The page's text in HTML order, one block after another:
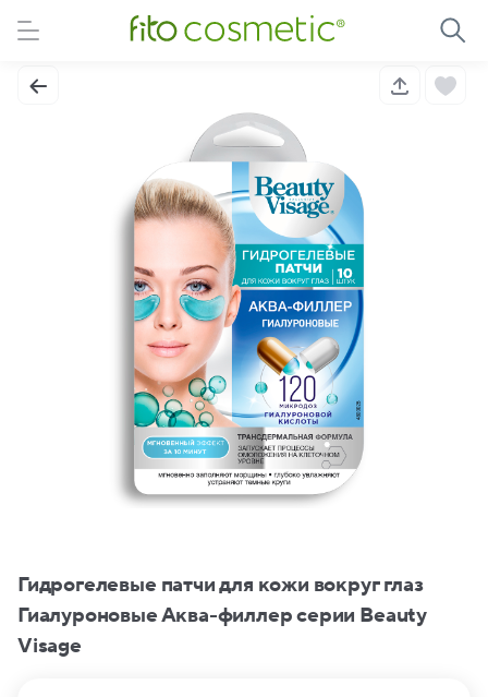
Гидрогелевые патчи для кожи вокруг глаз
Гиалуроновые Аква-филлер серии Beauty
Visage